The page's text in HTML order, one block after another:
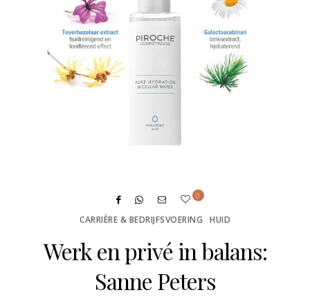
0
CARRIÈRE & BEDRIJFSVOERING HUID
Werk en privé in balans:
Sanne Peters